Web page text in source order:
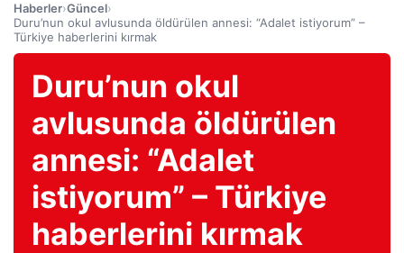
Haberler›Güncel›
Duru’nun okul avlusunda öldürülen annesi: “Adalet istiyorum” –
Türkiye haberlerini kırmak
Duru’nun okul
avlusunda öldürülen
annesi: “Adalet
istiyorum” – Türkiye
haberlerini kırmak